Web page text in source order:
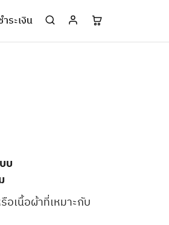
ระเงิน
บ
เนื้อผ้าที่เหมาะกับ